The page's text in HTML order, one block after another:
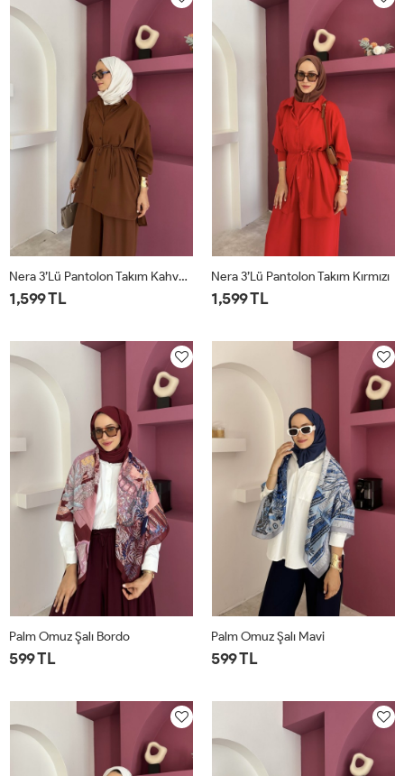
Nera 3’lü Pantolon Takım Kahverengi
1,599 TL
Nera 3’lü Pantolon Takım Kırmızı
1,599 TL
Palm Omuz Şalı Bordo
599 TL
Palm Omuz Şalı Mavi
599 TL